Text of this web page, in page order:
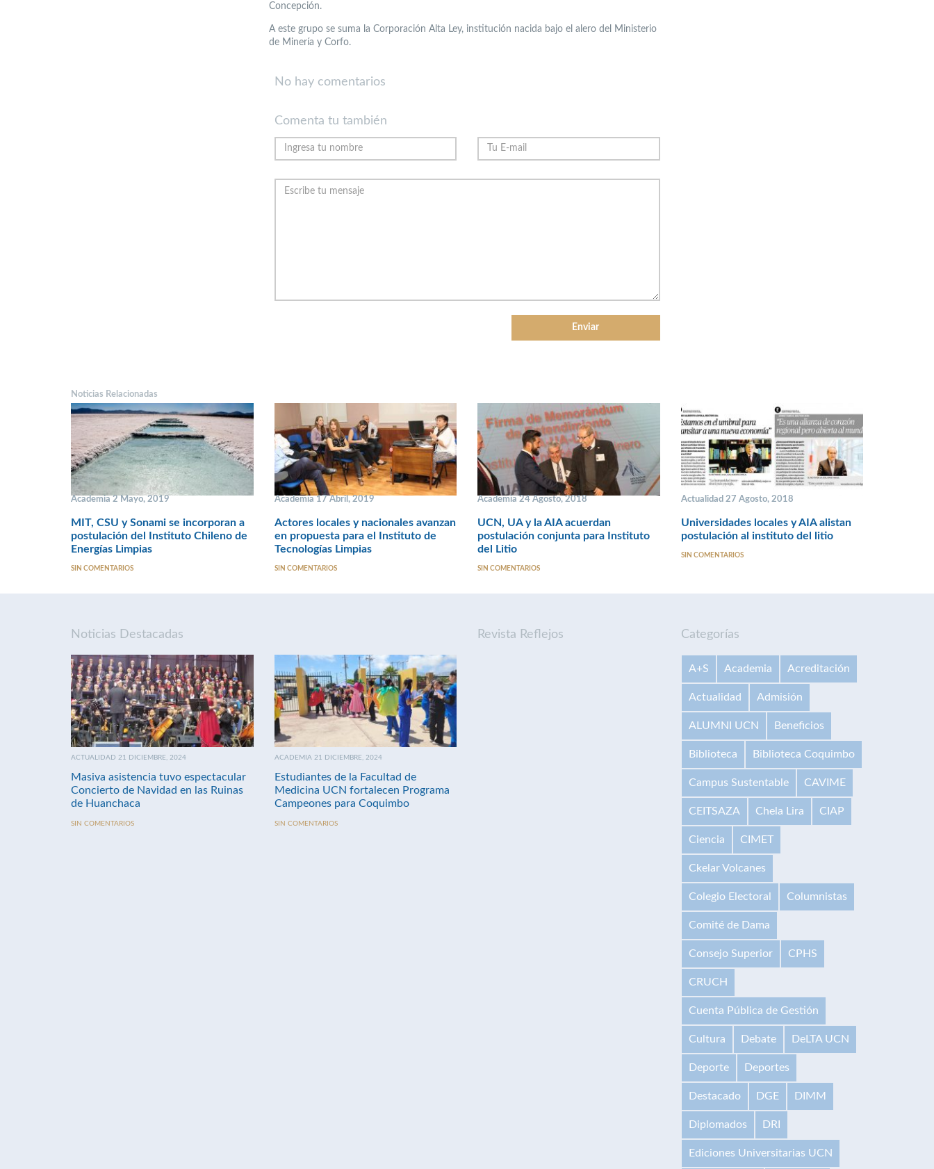
Concepción.
A este grupo se suma la Corporación Alta Ley, institución nacida bajo el alero del Ministerio
de Minería y Corfo.
No hay comentarios
Comenta tu también
Noticias Relacionadas
Academia 2 Mayo, 2019
MIT, CSU y Sonami se incorporan a
postulación del Instituto Chileno de
Energías Limpias
SIN COMENTARIOS
Academia 17 Abril, 2019
Actores locales y nacionales avanzan
en propuesta para el Instituto de
Tecnologías Limpias
SIN COMENTARIOS
Academia 24 Agosto, 2018
UCN, UA y la AIA acuerdan
postulación conjunta para Instituto
del Litio
SIN COMENTARIOS
Actualidad 27 Agosto, 2018
Universidades locales y AIA alistan
postulación al instituto del litio
SIN COMENTARIOS
Noticias Destacadas
ACTUALIDAD 21 DICIEMBRE, 2024
Masiva asistencia tuvo espectacular
Concierto de Navidad en las Ruinas
de Huanchaca
SIN COMENTARIOS
ACADEMIA 21 DICIEMBRE, 2024
Estudiantes de la Facultad de
Medicina UCN fortalecen Programa
Campeones para Coquimbo
SIN COMENTARIOS
Revista Reflejos Categorías
A+S Academia Acreditación
Actualidad Admisión
ALUMNI UCN Beneficios
Biblioteca Biblioteca Coquimbo
Campus Sustentable CAVIME
CEITSAZA Chela Lira CIAP
Ciencia CIMET
Ckelar Volcanes
Colegio Electoral Columnistas
Comité de Dama
Consejo Superior CPHS
CRUCH
Cuenta Pública de Gestión
Cultura Debate DeLTA UCN
Deporte Deportes
Destacado DGE DIMM
Diplomados DRI
Ediciones Universitarias UCN